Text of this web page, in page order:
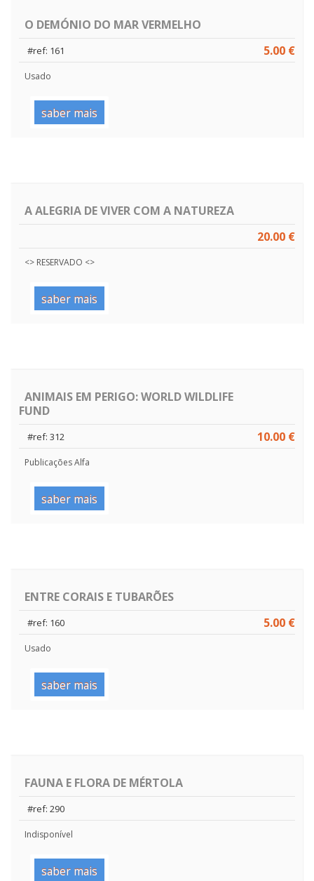
O DEMÓNIO DO MAR VERMELHO
5.00 €
#ref: 161
Usado
saber mais
A ALEGRIA DE VIVER COM A NATUREZA
20.00 €
<> RESERVADO <>
saber mais
ANIMAIS EM PERIGO: WORLD WILDLIFE
FUND
10.00 €
#ref: 312
Publicações Alfa
saber mais
ENTRE CORAIS E TUBARÕES
5.00 €
#ref: 160
Usado
saber mais
FAUNA E FLORA DE MÉRTOLA
#ref: 290
Indisponível
saber mais